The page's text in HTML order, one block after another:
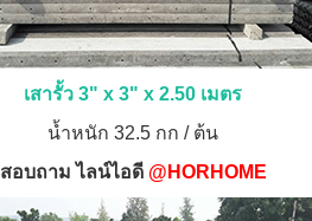
เสารั้ว 3" x 3" x 2.50 เมตร
น้ำหนัก 32.5 กก / ต้น
สอบถาม ไลน์ไอดี @HORHOME